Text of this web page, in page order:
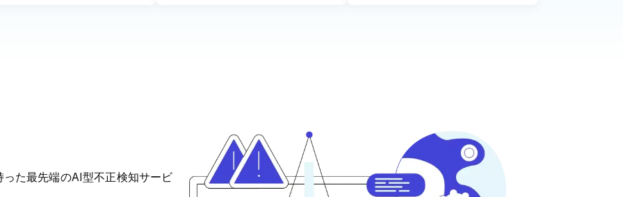
た最先端のAI型不正検知サービ